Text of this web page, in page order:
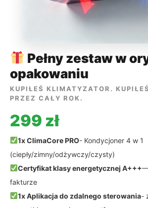
Pełny zestaw w
opakowaniu
KUPIŁEŚ KLIMATYZATOR.
PRZEZ CAŁY ROK.
299 zł
1x ClimaCore PRO- Kondycjoner 4 w 1
(ciepły/zimny/odżywczy/czysty)
Certyfikat klasy energetycznej A+++—
fakturze
1x Aplikacja do zdalnego sterowania-